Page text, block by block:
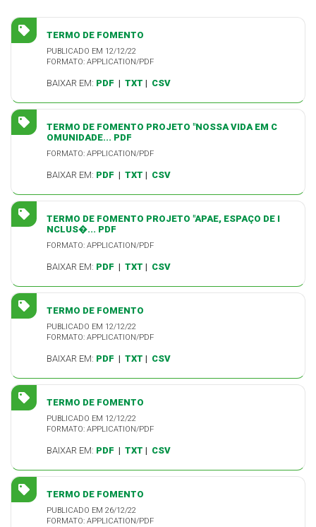
TERMO DE FOMENTO
PUBLICADO EM 12/12/22
FORMATO: APPLICATION/PDF
BAIXAR EM: PDF | TXT | CSV
TERMO DE FOMENTO PROJETO "NOSSA VIDA EM C
OMUNIDADE... PDF
FORMATO: APPLICATION/PDF
BAIXAR EM: PDF | TXT | CSV
TERMO DE FOMENTO PROJETO "APAE, ESPAÇO DE I
NCLUS�... PDF
FORMATO: APPLICATION/PDF
BAIXAR EM: PDF | TXT | CSV
TERMO DE FOMENTO
PUBLICADO EM 12/12/22
FORMATO: APPLICATION/PDF
BAIXAR EM: PDF | TXT | CSV
TERMO DE FOMENTO
PUBLICADO EM 12/12/22
FORMATO: APPLICATION/PDF
BAIXAR EM: PDF | TXT | CSV
TERMO DE FOMENTO
PUBLICADO EM 26/12/22
FORMATO: APPLICATION/PDF